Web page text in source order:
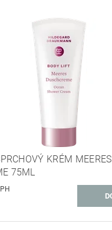
KRÉM MEERES
75ML
DPH